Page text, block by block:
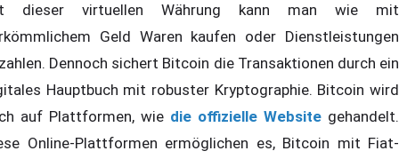
dieser virtuellen Währung kann man wie mit
Geld Waren kaufen oder Dienstleistungen
Dennoch sichert Bitcoin die Transaktionen durch ein
Hauptbuch mit robuster Kryptographie. Bitcoin wird
auf Plattformen, wie die offizielle Website gehandelt.
Online-Plattformen ermöglichen es, Bitcoin mit Fiat-